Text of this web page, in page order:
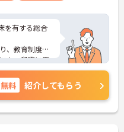
を有する総合
、教育制度も
も、段階に応
も安心してお
。
無料 紹介してもらう